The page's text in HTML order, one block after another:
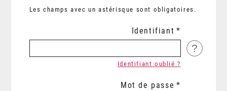
Les champs avec un astérisque sont obligatoires.
Identifiant
?
Identifiant oublié ?
Mot de passe